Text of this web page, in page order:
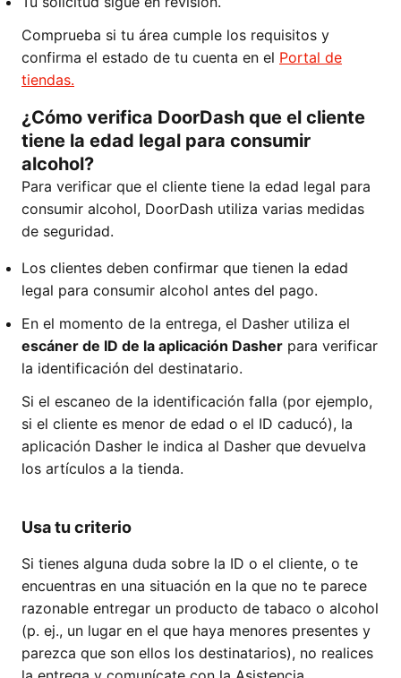
Comprueba si tu área cumple los requisitos y
confirma el estado de tu cuenta en el Portal de
tiendas.
¿Cómo verifica DoorDash que el cliente
tiene la edad legal para consumir
alcohol?
Para verificar que el cliente tiene la edad legal para
consumir alcohol, DoorDash utiliza varias medidas
de seguridad.
Los clientes deben confirmar que tienen la edad
legal para consumir alcohol antes del pago.
En el momento de la entrega, el Dasher utiliza el
escáner de ID de la aplicación Dasher para verificar
la identificación del destinatario.
Si el escaneo de la identificación falla (por ejemplo,
si el cliente es menor de edad o el ID caducó), la
aplicación Dasher le indica al Dasher que devuelva
los artículos a la tienda.
Usa tu criterio
Si tienes alguna duda sobre la ID o el cliente, o te
encuentras en una situación en la que no te parece
razonable entregar un producto de tabaco o alcohol
(p. ej., un lugar en el que haya menores presentes y
parezca que son ellos los destinatarios), no realices